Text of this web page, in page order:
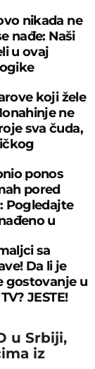
nikada ne
nađe: Naši
u ovaj
koji žele
ne
sva čuda,
ponos
pored
Pogledajte
u
sa
Da li je
gostovanje u
JESTE!
u Srbiji,
iz